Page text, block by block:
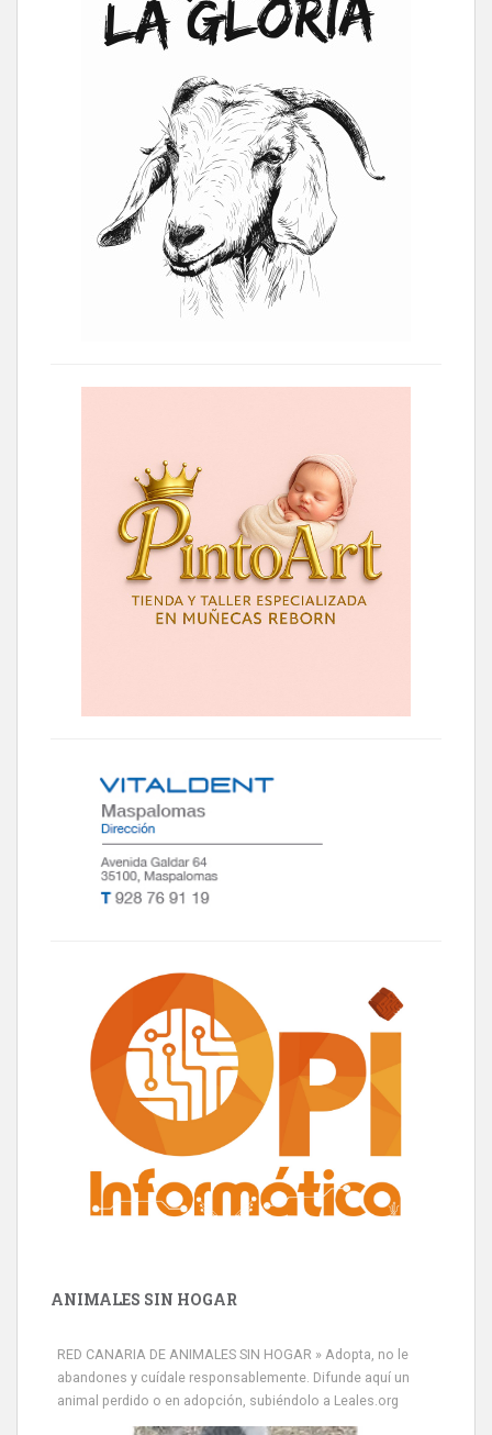
ANIMALES SIN HOGAR
RED CANARIA DE ANIMALES SIN HOGAR » Adopta, no le
abandones y cuídale responsablemente. Difunde aquí un
animal perdido o en adopción, subiéndolo a Leales.org